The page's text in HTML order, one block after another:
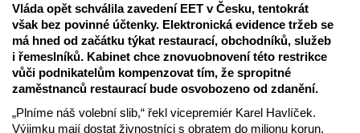
Vláda opět schválila zavedení EET v Česku, tentokrát
však bez povinné účtenky. Elektronická evidence tržeb se
má hned od začátku týkat restaurací, obchodníků, služeb
i řemeslníků. Kabinet chce znovuobnovení této restrikce
vůči podnikatelům kompenzovat tím, že spropitné
zaměstnanců restaurací bude osvobozeno od zdanění.
„Plníme náš volební slib,“ řekl vicepremiér Karel Havlíček.
Výjimku mají dostat živnostníci s obratem do milionu korun,